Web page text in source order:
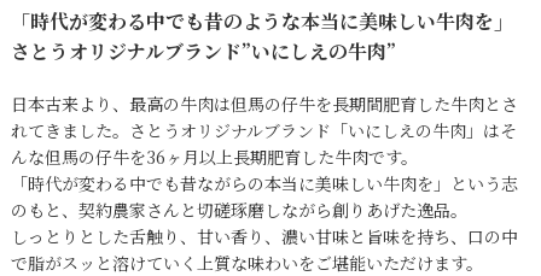
「時代が変わる中でも昔のような本当に美味しい牛肉を」
さとうオリジナルブランド”いにしえの牛肉”
日本古来より、最高の牛肉は但馬の仔牛を長期間肥育した牛肉とさ
れてきました。さとうオリジナルブランド「いにしえの牛肉」はそ
んな但馬の仔牛を36ヶ月以上長期肥育した牛肉です。
「時代が変わる中でも昔ながらの本当に美味しい牛肉を」という志
のもと、契約農家さんと切磋琢磨しながら創りあげた逸品。
しっとりとした舌触り、甘い香り、濃い甘味と旨味を持ち、口の中
で脂がスッと溶けていく上質な味わいをご堪能いただけます。